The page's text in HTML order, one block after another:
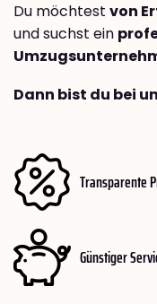
Du möchtest von
und suchst ein
Dann bist du bei
Transparente
Günstiger